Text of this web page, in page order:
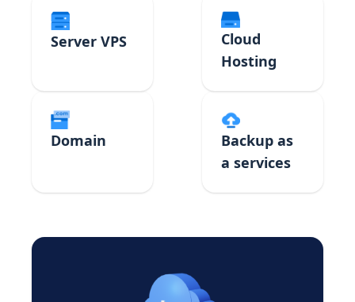
Server VPS
Cloud
Hosting
Domain
Backup as
a services